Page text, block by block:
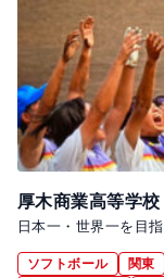
厚木商業高等学
日本一・世界一を目
ソフトボール 関東